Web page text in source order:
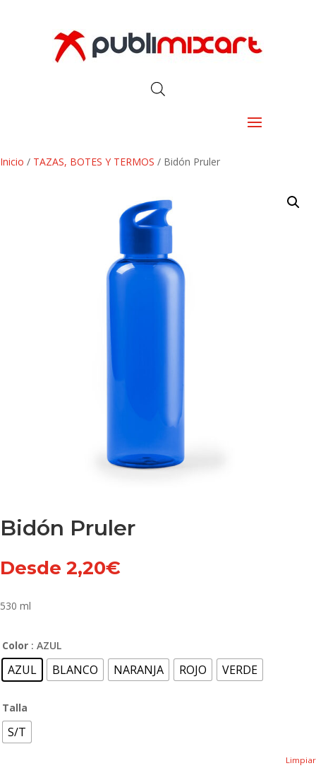
Inicio / TAZAS, BOTES Y TERMOS / Bidón Pruler
Bidón Pruler
Desde 2,20€
530 ml
Color : AZUL
AZUL BLANCO NARANJA ROJO VERDE
Talla
S/T
Limpiar